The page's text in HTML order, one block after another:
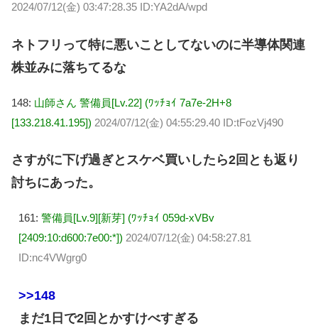
2024/07/12(金) 03:47:28.35 ID:YA2dA/wpd
ネトフリって特に悪いことしてないのに半導体関連
株並みに落ちてるな
148: 山師さん 警備員[Lv.22] (ﾜｯﾁｮｲ 7a7e-2H+8
[133.218.41.195]) 2024/07/12(金) 04:55:29.40 ID:tFozVj490
さすがに下げ過ぎとスケベ買いしたら2回とも返り
討ちにあった。
161: 警備員[Lv.9][新芽] (ﾜｯﾁｮｲ 059d-xVBv
[2409:10:d600:7e00:*]) 2024/07/12(金) 04:58:27.81
ID:nc4VWgrg0
>>148
まだ1日で2回とかすけべすぎる